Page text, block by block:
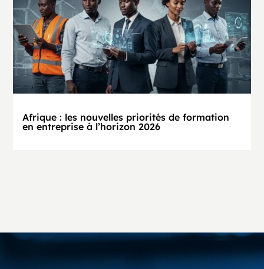
Afrique : les nouvelles priorités de formation
en entreprise à l’horizon 2026